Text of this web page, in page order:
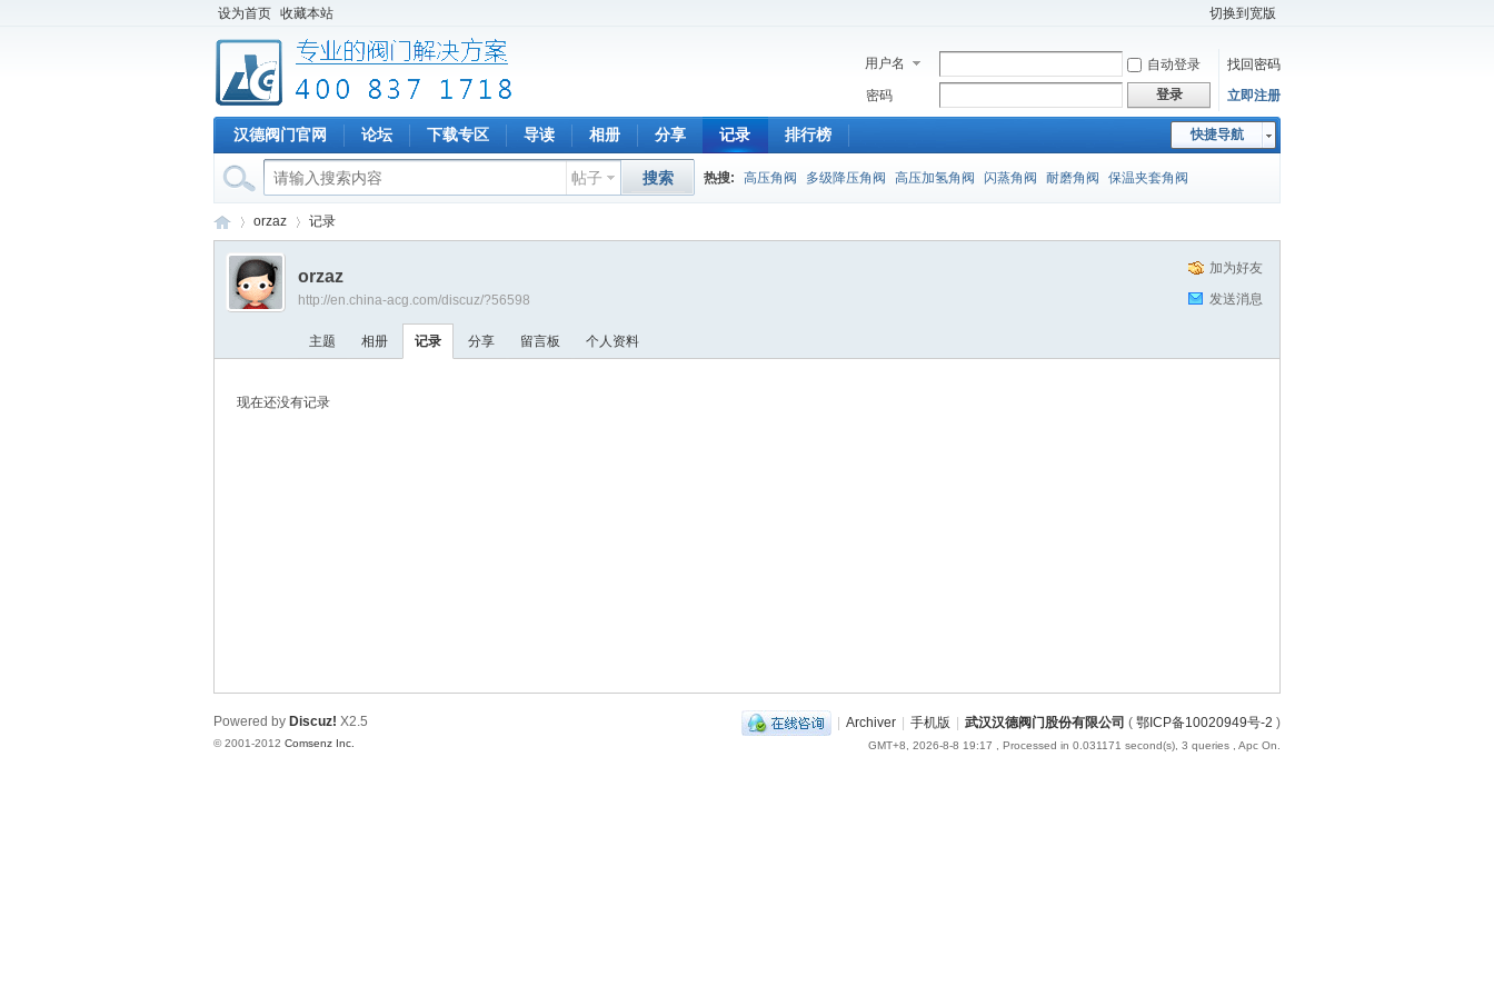
设为首页 收藏本站 切换到宽版
用户名 自动登录
找回密码
密码
登录 立即注册
快捷导航
汉德阀门官网 论坛 下载专区 导读 相册 分享 记录 排行榜
帖子 搜索 热搜: 高压角阀 多级降压角阀 高压加氢角阀 闪蒸角阀 耐磨角阀 保温夹套角阀
›
orzaz 记录
加为好友
发送消息
orzaz
http://en.china-acg.com/discuz/?56598
主题 相册 记录 分享 留言板 个人资料
现在还没有记录
| Archiver | 手机版 | 武汉汉德阀门股份有限公司 ( 鄂ICP备10020949号-2 )
GMT+8, 2026-8-8 19:17 , Processed in 0.031171 second(s), 3 queries , Apc On.
Powered by Discuz! X2.5
© 2001-2012 Comsenz Inc.